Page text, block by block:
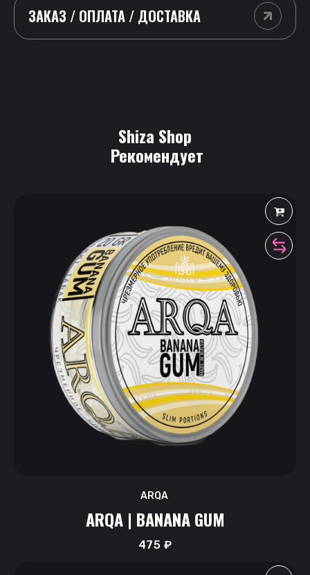
ЗАКАЗ / ОПЛАТА / ДОСТАВКА
Shiza Shop
Рекомендует
ARQA
ARQA | BANANA GUM
475 ₽